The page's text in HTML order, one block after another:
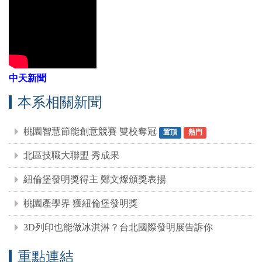
中天新聞
本系相關新聞
桃園智慧節能創意競賽 雙校奪冠 置頂 熱門
北區技職大聯盟 秀成果
紐倫堡發明獎得主 鄭文燦頒獎表揚
桃園產學界 獲紐倫堡發明獎
3D列印也能做冰淇淋？台北國際發明展告訴你
重點連結